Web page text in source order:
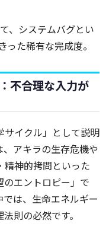
、システムバグとい
った稀有な完成度。
不合理な入力が
サイクル」として説明
アキラの生存危機や
精神的拷問といった
のエントロピー」で
は、生命エネルギー
則の必然です。